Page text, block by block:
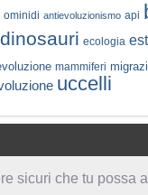
sicuri che tu possa
ominidi antievoluzionismo api
dinosauri ecologia
mammiferi
uccelli